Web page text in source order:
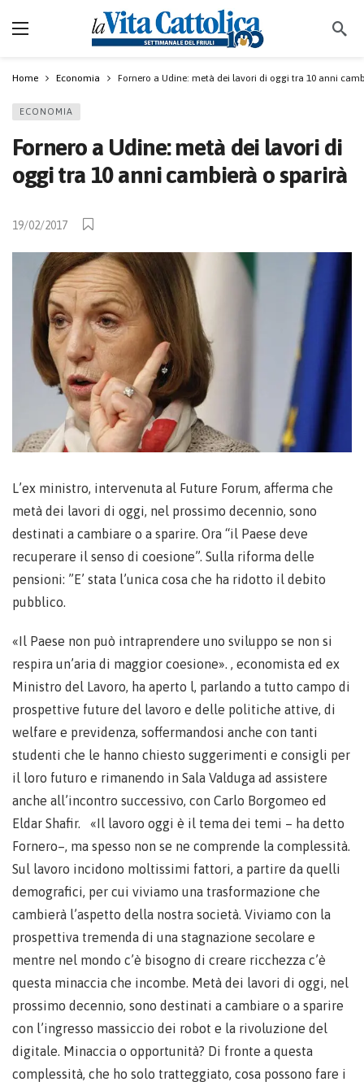
Home Economia Fornero a Udine: metà dei lavori di oggi tra 10 anni
ECONOMIA
Fornero a Udine: metà dei lavori di
oggi tra 10 anni cambierà o sparirà
19/02/2017
L’ex ministro, intervenuta al Future Forum, afferma che
metà dei lavori di oggi, nel prossimo decennio, sono
destinati a cambiare o a sparire. Ora “il Paese deve
recuperare il senso di coesione”. Sulla riforma delle
pensioni: ”E’ stata l’unica cosa che ha ridotto il debito
pubblico.
«Il Paese non può intraprendere uno sviluppo se non si
respira un’aria di maggior coesione». , economista ed ex
Ministro del Lavoro, ha aperto l, parlando a tutto campo di
prospettive future del lavoro e delle politiche attive, di
welfare e previdenza, soffermandosi anche con tanti
studenti che le hanno chiesto suggerimenti e consigli per
il loro futuro e rimanendo in Sala Valduga ad assistere
anche all’incontro successivo, con Carlo Borgomeo ed
Eldar Shafir. «Il lavoro oggi è il tema dei temi – ha detto
Fornero–, ma spesso non se ne comprende la complessità.
Sul lavoro incidono moltissimi fattori, a partire da quelli
demografici, per cui viviamo una trasformazione che
cambierà l’aspetto della nostra società. Viviamo con la
prospettiva tremenda di una stagnazione secolare e
mentre nel mondo c’è bisogno di creare ricchezza c’è
questa minaccia che incombe. Metà dei lavori di oggi, nel
prossimo decennio, sono destinati a cambiare o a sparire
con l’ingresso massiccio dei robot e la rivoluzione del
digitale. Minaccia o opportunità? Di fronte a questa
complessità, che ho solo tratteggiato, cosa possono fare i